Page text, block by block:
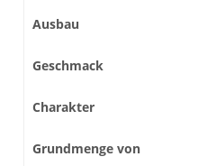
Ausbau
Geschmack
Charakter
Grundmenge von